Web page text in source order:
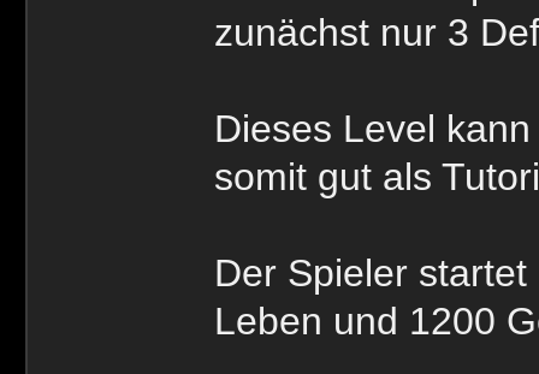
zunächst nur 3
Dieses Level
somit gut als
Der Spieler
Leben und 1200